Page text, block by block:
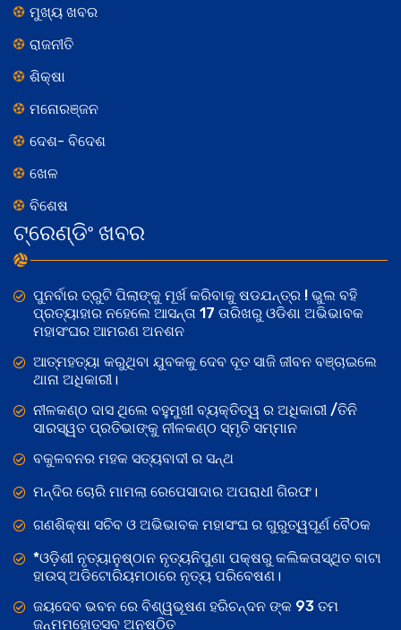
ମୁଖ୍ୟ ଖବର
ରାଜନୀତି
ଶିକ୍ଷା
ମନୋରଞ୍ଜନ
ଦେଶ- ବିଦେଶ
ଖେଳ
ବିଶେଷ
ଟ୍ରେଣ୍ଡିଂ ଖବର
ପୁନର୍ବାର ତ୍ରୁଟି ପିଲାଙ୍କୁ ମୂର୍ଖ କରିବାକୁ ଷଡଯନ୍ତ୍ର ! ଭୁଲ ବହି
ପ୍ରତ୍ୟାହାର ନହେଲେ ଆସନ୍ତା 17 ତାରିଖରୁ ଓଡିଶା ଅଭିଭାବକ
ମହାସଂଘର ଆମରଣ ଅନଶନ
ଆତ୍ମହତ୍ୟା କରୁଥିବା ଯୁବକକୁ ଦେବ ଦୂତ ସାଜି ଜୀବନ ବଞ୍ଚାଇଲେ
ଥାନା ଅଧିକାରୀ।
ନୀଳକଣ୍ଠ ଦାସ ଥିଲେ ବହୁମୁଖୀ ବ୍ୟକ୍ତିତ୍ୱ ର ଅଧିକାରୀ /ତିନି
ସାରସ୍ୱତ ପ୍ରତିଭାଙ୍କୁ ନୀଳକଣ୍ଠ ସ୍ମୃତି ସମ୍ମାନ
ବକୁଳବନର ମହକ ସତ୍ୟବାଦୀ ର ସନ୍ଥ
ମନ୍ଦିର ଚୋରି ମାମଲା ରେପେସାଦାର ଅପରାଧୀ ଗିରଫ।
ଗଣଶିକ୍ଷା ସଚିବ ଓ ଅଭିଭାବକ ମହାସଂଘ ର ଗୁରୁତ୍ୱପୂର୍ଣ ବୈଠକ
*ଓଡ଼ିଶୀ ନୃତ୍ୟାନୁଷ୍ଠାନ ନୃତ୍ୟନିପୁଣା ପକ୍ଷରୁ କଲିକତାସ୍ଥିତ ବାଟା
ହାଉସ୍ ଅଡିଟୋରିୟମଠାରେ ନୃତ୍ୟ ପରିବେଷଣ।
ଜୟଦେବ ଭବନ ରେ ବିଶ୍ୱଭୂଷଣ ହରିଚନ୍ଦନ ଙ୍କ 93 ତମ
ଜନ୍ମମହୋତ୍ସବ ଅନୁଷ୍ଠିତ